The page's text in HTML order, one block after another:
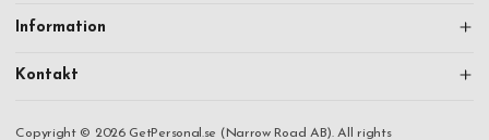
Information
Kontakt
Copyright © 2026 GetPersonal.se (Narrow Road AB). All rights